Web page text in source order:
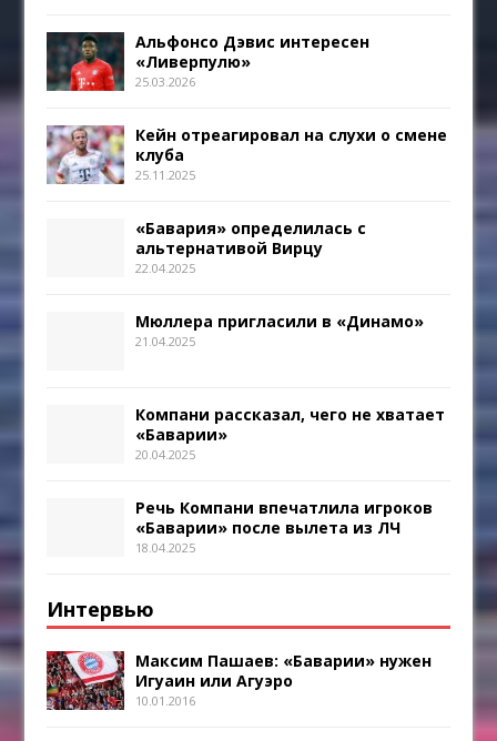
Альфонсо Дэвис интересен
«Ливерпулю»
25.03.2026
Кейн отреагировал на слухи о смене
клуба
25.11.2025
«Бавария» определилась с
альтернативой Вирцу
22.04.2025
Мюллера пригласили в «Динамо»
21.04.2025
Компани рассказал, чего не хватает
«Баварии»
20.04.2025
Речь Компани впечатлила игроков
«Баварии» после вылета из ЛЧ
18.04.2025
Интервью
Максим Пашаев: «Баварии» нужен
Игуаин или Агуэро
10.01.2016